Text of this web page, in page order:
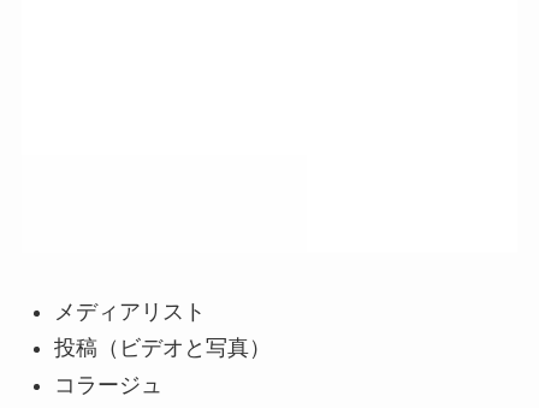
メディアリスト
投稿（ビデオと写真）
コラージュ